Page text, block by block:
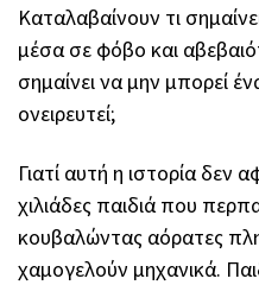
Καταλαβαίνουν τι
μέσα σε φόβο και
σημαίνει να μην μπορεί
ονειρευτεί;
Γιατί αυτή η ιστορία δεν
χιλιάδες παιδιά που
κουβαλώντας αόρατες
χαμογελούν μηχανικά.